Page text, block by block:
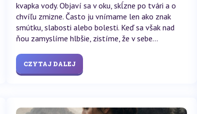
kvapka vody. Objaví sa v oku, skĺzne po tvári a o
chvíľu zmizne. Často ju vnímame len ako znak
smútku, slabosti alebo bolesti. Keď sa však nad
ňou zamyslíme hlbšie, zistíme, že v sebe...
CZYTAJ DALEJ